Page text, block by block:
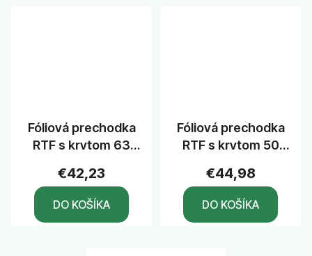
Fóliová prechodka
RTF s krytom 63
€42,23
DO KOŠÍKA
Fóliová prechodka
RTF s krytom 50
€44,98
DO KOŠÍKA